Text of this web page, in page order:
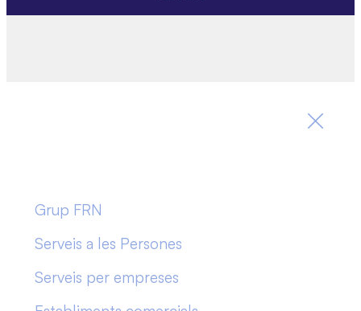
Grup FRN
Serveis a les Persones
Serveis per empreses